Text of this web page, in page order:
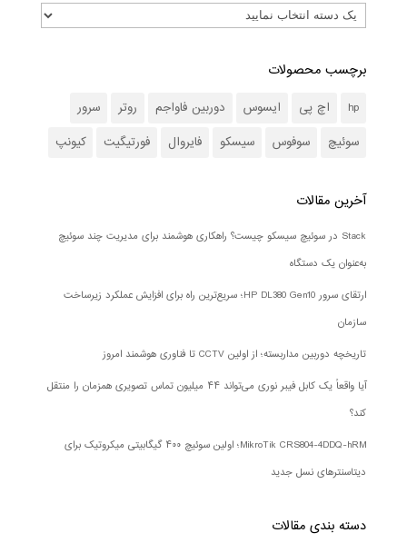
برچسب محصولات
hp اچ پی ایسوس دوربین فاواجم روتر
سرور
سوئیچ
سوفوس سیسکو فایروال فورتیگیت کیونپ
آخرین مقالات
Stack در سوئیچ سیسکو چیست؟ راهکاری هوشمند برای مدیریت چند سوئیچ
به‌عنوان یک دستگاه
ارتقای سرور HP DL380 Gen10؛ سریع‌ترین راه برای افزایش عملکرد زیرساخت
سازمان
تاریخچه دوربین مداربسته؛ از اولین CCTV تا فناوری هوشمند امروز
آیا واقعاً یک کابل فیبر نوری می‌تواند ۴۴ میلیون تماس تصویری همزمان را منتقل
کند؟
MikroTik CRS804-4DDQ-hRM؛ اولین سوئیچ ۴۰۰ گیگابیتی میکروتیک برای
دیتاسنترهای نسل جدید
دسته بندی‌ مقالات